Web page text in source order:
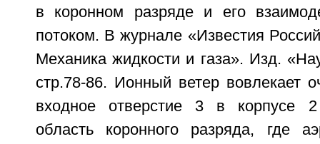
в коронном разряде и его
потоком. В журнале «Известия
Механика жидкости и газа». Изд.
стр.78-86. Ионный ветер вовлекает
входное отверстие 3 в корпусе
область коронного разряда, где